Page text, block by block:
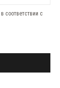
в соответствии с